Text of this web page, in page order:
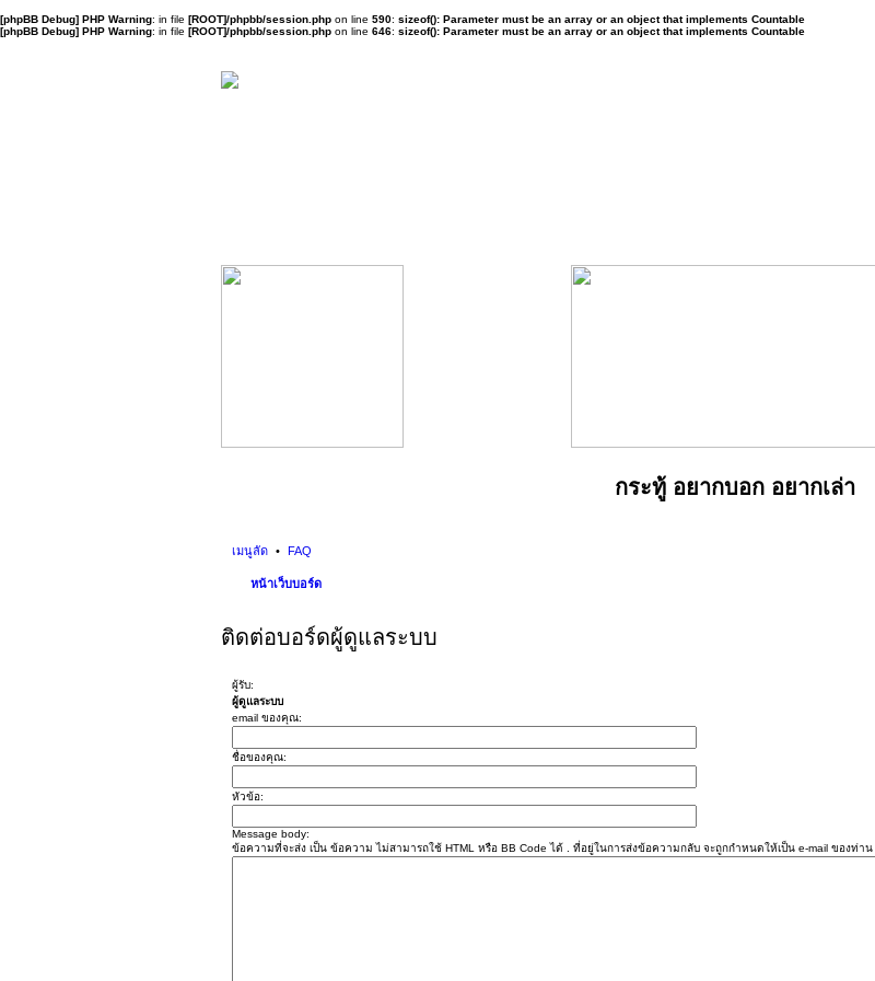
[phpBB Debug] PHP Warning: in file [ROOT]/phpbb/session.php on line 590: sizeof(): Parameter must be an array or an object that implements Countable
[phpBB Debug] PHP Warning: in file [ROOT]/phpbb/session.php on line 646: sizeof(): Parameter must be an array or an object that implements Countable
กระทู้ อยากบอก อยากเล่า
เมนูลัด FAQ
หน้าเว็บบอร์ด
ติดต่อบอร์ดผู้ดูแลระบบ
ผู้รับ:
ผู้ดูแลระบบ
email ของคุณ:
ชื่อของคุณ:
หัวข้อ:
Message body:
ข้อความที่จะส่ง เป็น ข้อความ ไม่สามารถใช้ HTML หรือ BB Code ได้ . ที่อยู่ในการส่งข้อความกลับ จะถูกกำหนดให้เป็น e-mail ของท่าน .